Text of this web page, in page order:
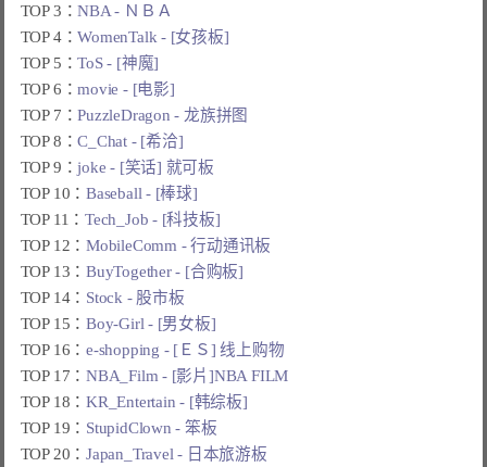
TOP 3：NBA - ＮＢＡ
TOP 4：WomenTalk - [女孩板]
TOP 5：ToS - [神魔]
TOP 6：movie - [电影]
TOP 7：PuzzleDragon - 龙族拼图
TOP 8：C_Chat - [希洽]
TOP 9：joke - [笑话] 就可板
TOP 10：Baseball - [棒球]
TOP 11：Tech_Job - [科技板]
TOP 12：MobileComm - 行动通讯板
TOP 13：BuyTogether - [合购板]
TOP 14： Stock - 股市板
TOP 15：Boy-Girl - [男女板]
TOP 16：e-shopping - [ＥＳ] 线上购物
TOP 17：NBA_Film - [影片]NBA FILM
TOP 18：KR_Entertain - [韩综板]
TOP 19： StupidClown - 笨板
TOP 20：Japan_Travel - 日本旅游板